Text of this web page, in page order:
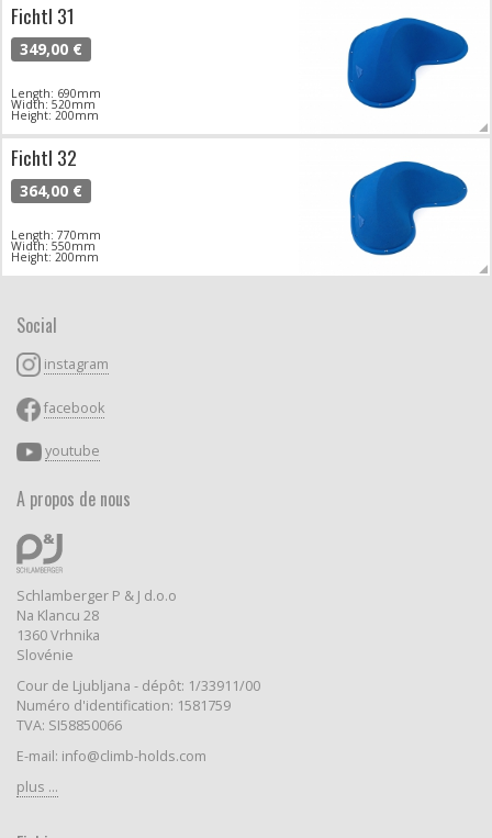
Fichtl 31
349,00 €
Length: 690mm
Width: 520mm
Height: 200mm
Fichtl 32
364,00 €
Length: 770mm
Width: 550mm
Height: 200mm
Social
instagram
facebook
youtube
A propos de nous
Schlamberger P & J d.o.o
Na Klancu 28
1360 Vrhnika
Slovénie
Cour de Ljubljana - dépôt: 1/33911/00
Numéro d'identification: 1581759
TVA: SI58850066
E-mail: info@climb-holds.com
plus ...